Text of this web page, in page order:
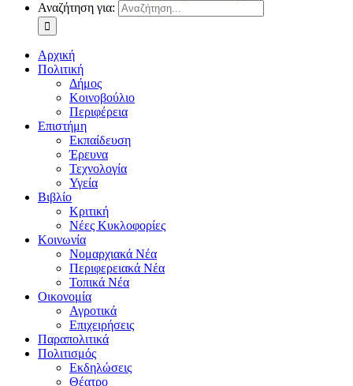
Αναζήτηση για:
Αρχική
Πολιτική
Δήμος
Κοινοβούλιο
Περιφέρεια
Επιστήμη
Εκπαίδευση
Έρευνα
Τεχνολογία
Υγεία
Βιβλίο
Κριτική
Νέες Κυκλοφορίες
Κοινωνία
Νομαρχιακά Νέα
Περιφερειακά Νέα
Τοπικά Νέα
Οικονομία
Αγροτικά
Επιχειρήσεις
Παραπολιτικά
Πολιτισμός
Εκδηλώσεις
Θέατρο